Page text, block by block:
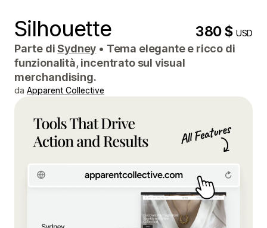
Silhouette 380 $USD
Parte diSydney • Tema elegante e ricco di
funzionalità, incentrato sul visual
merchandising.
da Apparent Collective